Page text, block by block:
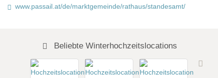
www.passail.at/de/marktgemeinde/rathaus/standesamt/
Beliebte Winterhochzeitslocations